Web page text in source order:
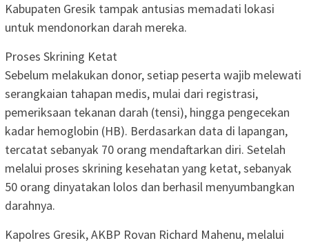
Kabupaten Gresik tampak antusias memadati lokasi
untuk mendonorkan darah mereka.
Proses Skrining Ketat
Sebelum melakukan donor, setiap peserta wajib melewati
serangkaian tahapan medis, mulai dari registrasi,
pemeriksaan tekanan darah (tensi), hingga pengecekan
kadar hemoglobin (HB). Berdasarkan data di lapangan,
tercatat sebanyak 70 orang mendaftarkan diri. Setelah
melalui proses skrining kesehatan yang ketat, sebanyak
50 orang dinyatakan lolos dan berhasil menyumbangkan
darahnya.
Kapolres Gresik, AKBP Rovan Richard Mahenu, melalui